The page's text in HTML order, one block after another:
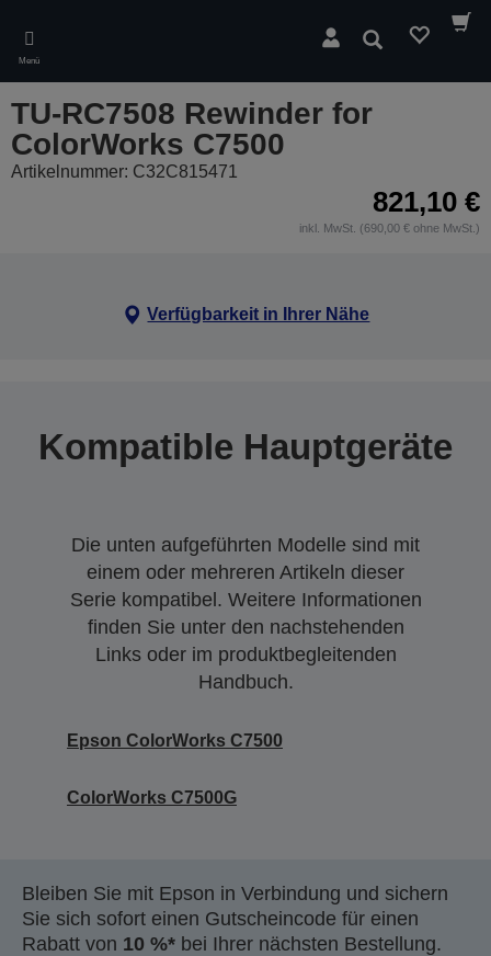
main
content
Menü
Suchen
TU-RC7508 Rewinder for
ColorWorks C7500
Artikelnummer: C32C815471
821,10 €
inkl. MwSt. (690,00 € ohne MwSt.)
Verfügbarkeit in Ihrer Nähe
Kompatible Hauptgeräte
Die unten aufgeführten Modelle sind mit
einem oder mehreren Artikeln dieser
Serie kompatibel. Weitere Informationen
finden Sie unter den nachstehenden
Links oder im produktbegleitenden
Handbuch.
Epson ColorWorks C7500
ColorWorks C7500G
Bleiben Sie mit Epson in Verbindung und sichern
Sie sich sofort einen Gutscheincode für einen
Rabatt von 10 %* bei Ihrer nächsten Bestellung.